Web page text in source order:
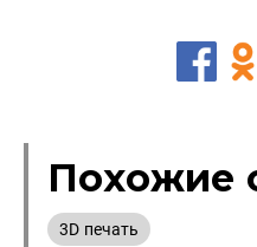
Похожие
3D печать